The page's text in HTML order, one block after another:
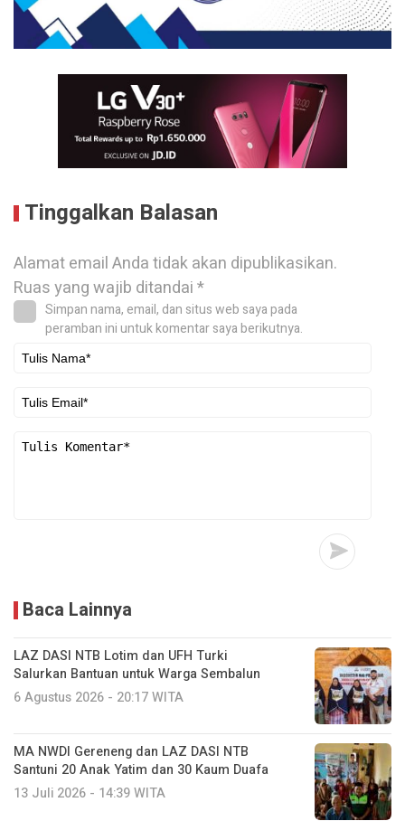
Tinggalkan Balasan
Alamat email Anda tidak akan dipublikasikan.
Ruas yang wajib ditandai*
Simpan nama, email, dan situs web saya pada
peramban ini untuk komentar saya berikutnya.
Baca Lainnya
LAZ DASI NTB Lotim dan UFH Turki
Salurkan Bantuan untuk Warga Sembalun
6 Agustus 2026 - 20:17 WITA
MA NWDI Gereneng dan LAZ DASI NTB
Santuni 20 Anak Yatim dan 30 Kaum Duafa
13 Juli 2026 - 14:39 WITA